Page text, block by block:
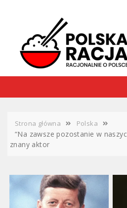
Strona główna Polska
“Na zawsze pozostanie w
znany aktor